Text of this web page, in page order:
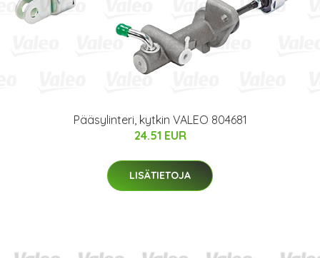
Pääsylinteri, kytkin VALEO 804681
24.51 EUR
LISÄTIETOJA